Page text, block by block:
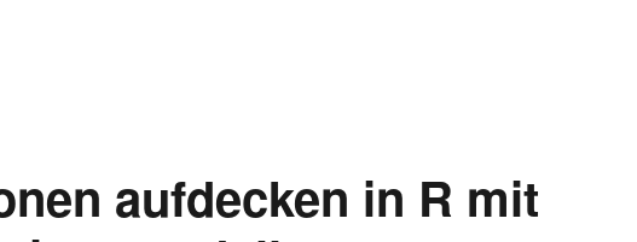
aufdecken in R mit